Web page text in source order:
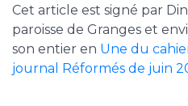
Cet article est signé par
paroisse de Granges et
son entier en Une du
journal Réformés de juin